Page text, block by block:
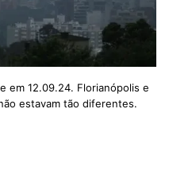
em 12.09.24. Florianópolis e
estavam tão diferentes.